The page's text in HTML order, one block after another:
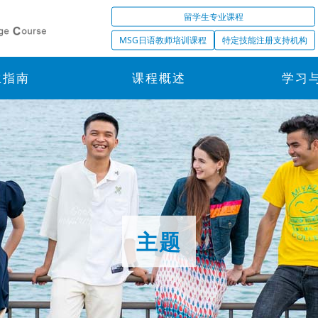
留学生专业课程
MSG日语教师培训课程
特定技能注册支持机构
南 课程概述 学习
主题